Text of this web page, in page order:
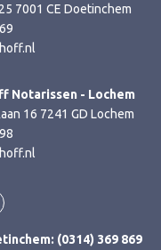
7001 CE Doetinchem
Notarissen - Lochem
16 7241 GD Lochem
(0314) 369 869